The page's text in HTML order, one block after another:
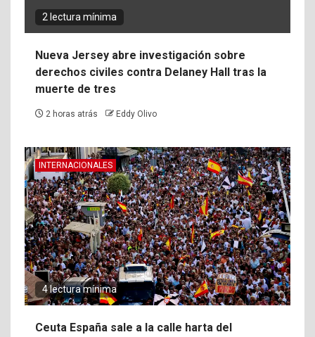
2 lectura mínima
Nueva Jersey abre investigación sobre
derechos civiles contra Delaney Hall tras la
muerte de tres
2 horas atrás Eddy Olivo
INTERNACIONALES
4 lectura mínima
Ceuta España sale a la calle harta del